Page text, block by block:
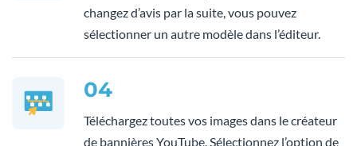
changez d’avis par la suite, vous pouvez
sélectionner un autre modèle dans l’éditeur.
04
Téléchargez toutes vos images dans le créateur
de bannières YouTube. Sélectionnez l’option de